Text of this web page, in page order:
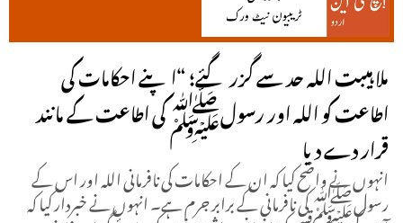
ملا ہیبت اللہ حد سے گزر گئے؛ “اپنے احکامات کی
اطاعت کو اللہ اور رسولﷺ کی اطاعت کے مانند
قرار دے دیا
انہوں نے واضح کیا کہ ان کے احکامات کی نافرمانی اللہ اور اس کے
رسولﷺ کی نافرمانی کے برابر جرم ہے۔ انہوں نے خبردار کیا کہ